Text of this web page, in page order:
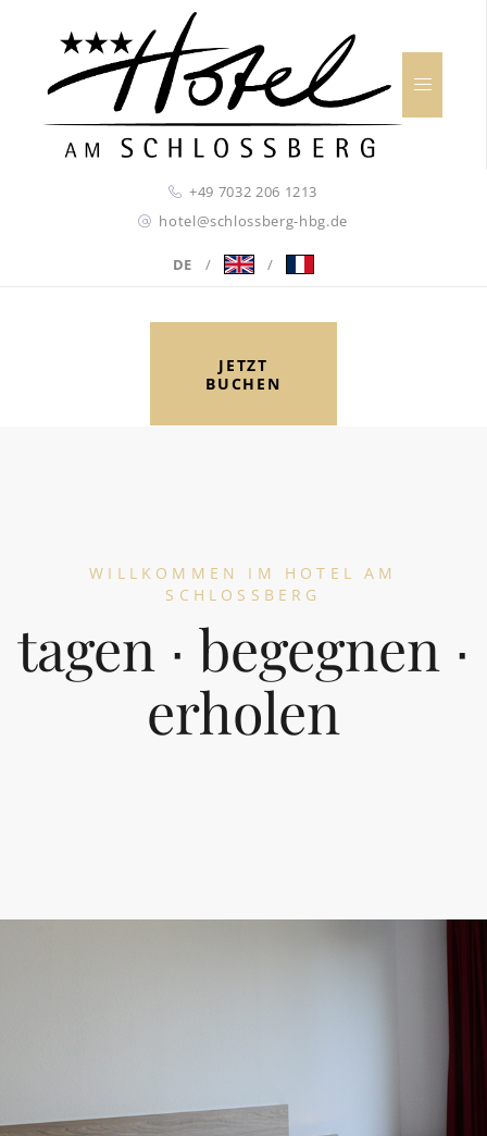
+49 7032 206 1213
hotel@schlossberg-hbg.de
DE / /
JETZT
BUCHEN
WILLKOMMEN IM HOTEL AM
SCHLOSSBERG
tagen ∙ begegnen ∙
erholen